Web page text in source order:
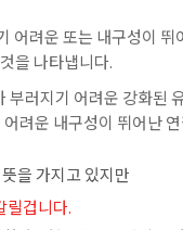
려운 또는 내구성이 뛰
을 나타냅니다.
러지기 어려운 강화된
운 내구성이 뛰어난 연
을 가지고 있지만
릴겁니다.